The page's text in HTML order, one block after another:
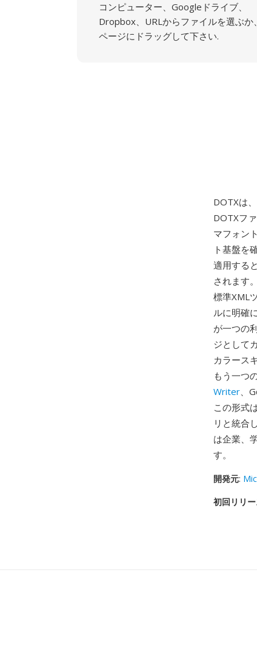
コンピューター、Googleドライブ、
Dropbox、URLからファイルを選ぶか、
ページにドラッグして下さい.
DOTXは
DOTXフ
マフォン
ト基盤を
適用する
されます
標準XML
ルに明確
が一つの
ジとして
カラース
もう一つ
Writer、
この形式
リと統合
は企業、
す。
開発元:
初回リリ